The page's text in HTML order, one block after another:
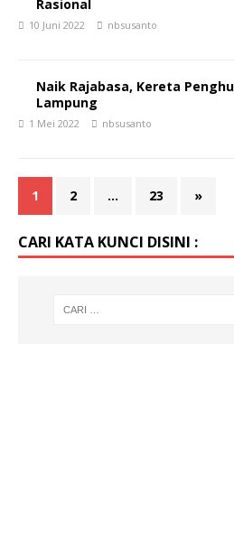
Rasional
10 Juni 2022 nbsusanto
Naik Rajabasa, Kereta
Lampung
1 Mei 2022 nbsusanto
1 2 … 23 »
CARI KATA KUNCI DISINI :